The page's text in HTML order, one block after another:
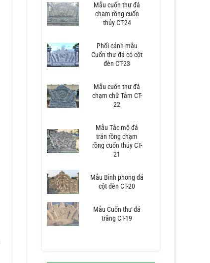
Mẫu cuốn thư đá
chạm rồng cuốn
thủy CT-24
Phối cảnh mẫu
Cuốn thư đá có cột
đèn CT-23
Mẫu cuốn thư đá
chạm chữ Tâm CT-
22
Mẫu Tắc mộ đá
trán rồng chạm
rồng cuốn thủy CT-
21
Mẫu Bình phong đá
cột đèn CT-20
Mẫu Cuốn thư đá
trắng CT-19